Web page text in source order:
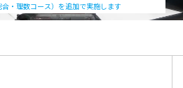
・理数コース）を追加で実施します